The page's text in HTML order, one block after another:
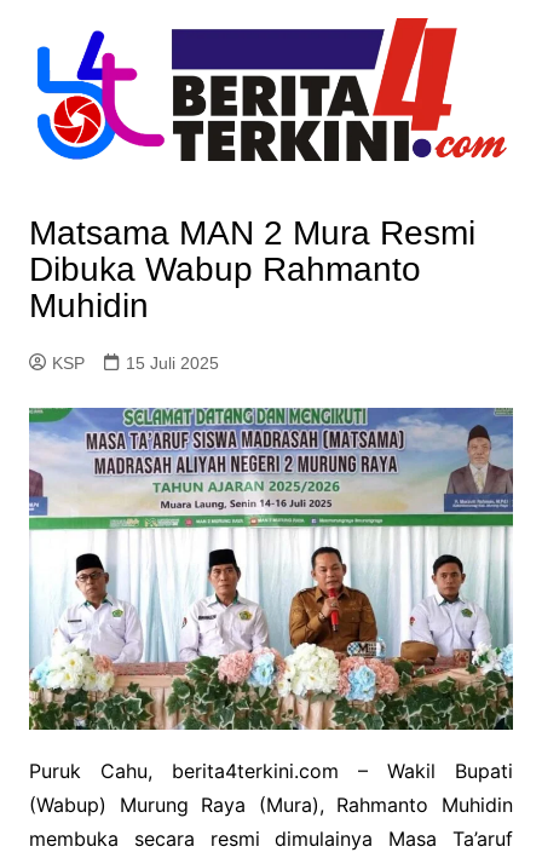
content
Matsama MAN 2 Mura Resmi
Dibuka Wabup Rahmanto
Muhidin
KSP 15 Juli 2025
Puruk Cahu, berita4terkini.com – Wakil Bupati
(Wabup) Murung Raya (Mura), Rahmanto Muhidin
membuka secara resmi dimulainya Masa Ta’aruf